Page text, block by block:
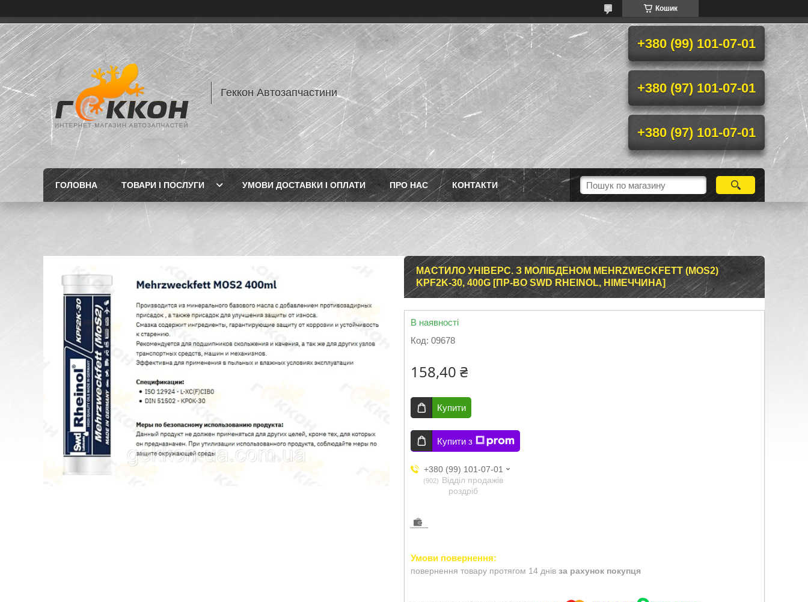
Кошик
Геккон Автозапчастини
+380 (99) 101-07-01
+380 (97) 101-07-01
+380 (97) 101-07-01
ГОЛОВНА ТОВАРИ І ПОСЛУГИ УМОВИ ДОСТАВКИ І ОПЛАТИ ПРО НАС КОНТАКТИ
МАСТИЛО УНІВЕРС. З МОЛІБДЕНОМ MEHRZWECKFETT (MOS2)
KPF2K-30, 400G [ПР-ВО SWD RHEINOL, НІМЕЧЧИНА]
В наявності
Код: 09678
158,40 ₴
Купити
Купити з
+380 (99) 101-07-01
902
Відділ продажів
роздріб
повернення товару протягом 14 днів за рахунок покупця